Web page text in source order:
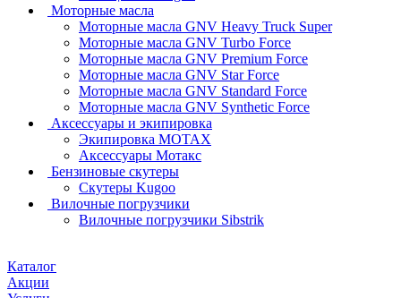
Моторные масла
Моторные масла GNV Heavy Truck Super
Моторные масла GNV Turbo Force
Моторные масла GNV Premium Force
Моторные масла GNV Star Force
Моторные масла GNV Standard Force
Моторные масла GNV Synthetic Force
Аксессуары и экипировка
Экипировка MOTAX
Аксессуары Мотакс
Бензиновые скутеры
Скутеры Kugoo
Вилочные погрузчики
Вилочные погрузчики Sibstrik
Каталог
Акции